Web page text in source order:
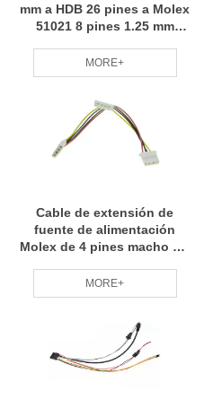
mm a HDB 26 pines a Molex
51021 8 pines 1.25 mm
personalizado
MORE+
Cable de extensión de
fuente de alimentación
Molex de 4 pines macho 1 a
alimentación Y divisor
MORE+